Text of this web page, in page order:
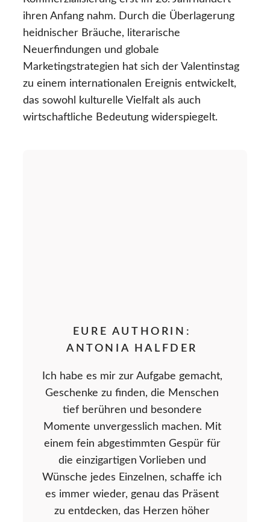
ihren Anfang nahm. Durch die Überlagerung
heidnischer Bräuche, literarische
Neuerfindungen und globale
Marketingstrategien hat sich der Valentinstag
zu einem internationalen Ereignis entwickelt,
das sowohl kulturelle Vielfalt als auch
wirtschaftliche Bedeutung widerspiegelt.
EURE AUTHORIN:
ANTONIA HALFDER
Ich habe es mir zur Aufgabe gemacht,
Geschenke zu finden, die Menschen
tief berühren und besondere
Momente unvergesslich machen. Mit
einem fein abgestimmten Gespür für
die einzigartigen Vorlieben und
Wünsche jedes Einzelnen, schaffe ich
es immer wieder, genau das Präsent
zu entdecken, das Herzen höher